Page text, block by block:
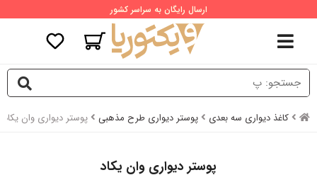
ارسال رایگان به سراسر کشور
کاغذ دیواری سه بعدی پوستر دیواری طرح مذهبی پوستر دیواری وان یکاد
پوستر دیواری وان یکاد